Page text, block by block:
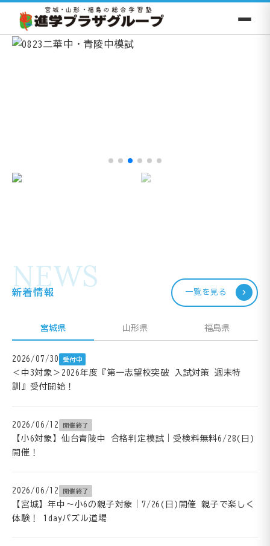
NEWS
新着情報 一覧を見る
宮城県 山形県 福島県
2026/07/30 受付中
＜中3対象＞2026年度『第一志望校突破 入試対策 週末特
訓』受付開始！
2026/06/12 開催終了
【小6対象】仙台青陵中 合格判定模試｜受検料無料6/28(日)
開催！
2026/06/12 開催終了
【宮城】年中～小6の親子対象｜7/26(日)開催 親子で楽しく
体験！ 1dayパズル道場